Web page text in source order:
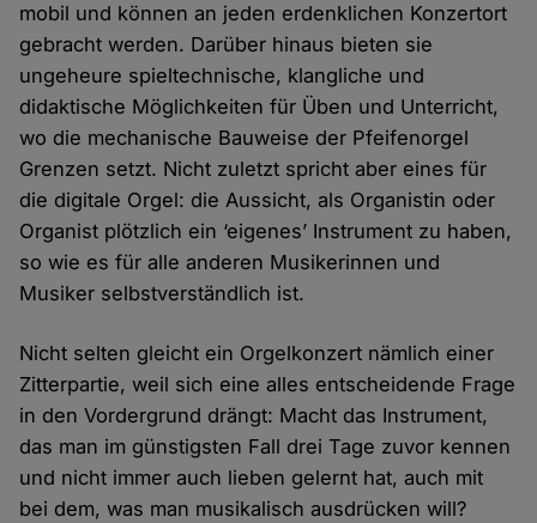
mobil und können an jeden erdenklichen Konzertort
gebracht werden. Darüber hinaus bieten sie
ungeheure spieltechnische, klangliche und
didaktische Möglichkeiten für Üben und Unterricht,
wo die mechanische Bauweise der Pfeifenorgel
Grenzen setzt. Nicht zuletzt spricht aber eines für
die digitale Orgel: die Aussicht, als Organistin oder
Organist plötzlich ein ‘eigenes’ Instrument zu haben,
so wie es für alle anderen Musikerinnen und
Musiker selbstverständlich ist.
Nicht selten gleicht ein Orgelkonzert nämlich einer
Zitterpartie, weil sich eine alles entscheidende Frage
in den Vordergrund drängt: Macht das Instrument,
das man im günstigsten Fall drei Tage zuvor kennen
und nicht immer auch lieben gelernt hat, auch mit
bei dem, was man musikalisch ausdrücken will?